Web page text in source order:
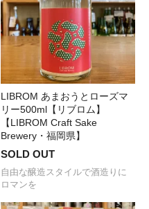
LIBROM あまおうとローズマ
リー500ml【リブロム】
【LIBROM Craft Sake
Brewery・福岡県】
SOLD OUT
自由な醸造スタイルで酒造りに
ロマンを